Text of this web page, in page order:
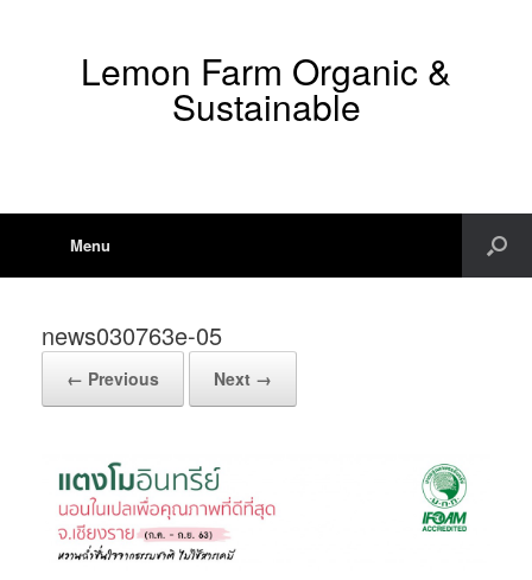
Lemon Farm Organic &
Sustainable
Menu
news030763e-05
← Previous Next →